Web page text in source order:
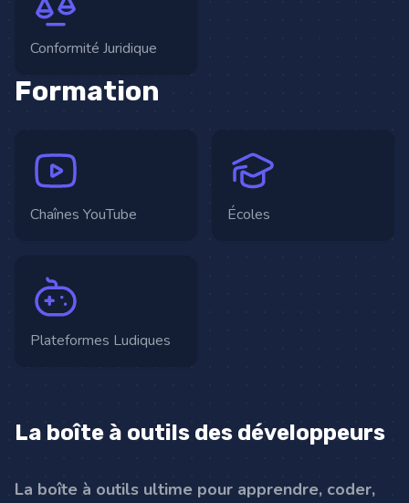
Conformité Juridique
Formation
Chaînes YouTube Écoles
Plateformes Ludiques
La boîte à outils des développeurs
La boîte à outils ultime pour apprendre, coder,